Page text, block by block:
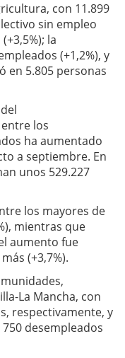
con 11.899
sin empleo
la
(+1,2%), y
en 5.805 personas
los
ha aumentado
a septiembre. En
unos 529.227
los mayores de
mientras que
aumento fue
(+3,7%).
La Mancha, con
respectivamente, y
desempleados